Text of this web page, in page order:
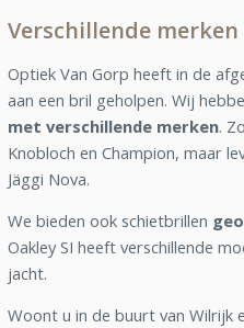
Verschillende
Optiek Van Gorp heeft in de
aan een bril geholpen. Wij
met verschillende merken.
Knobloch en Champion, maar
Jäggi Nova.
We bieden ook schietbrillen
Oakley SI heeft verschillende
jacht.
Woont u in de buurt van Wilrijk